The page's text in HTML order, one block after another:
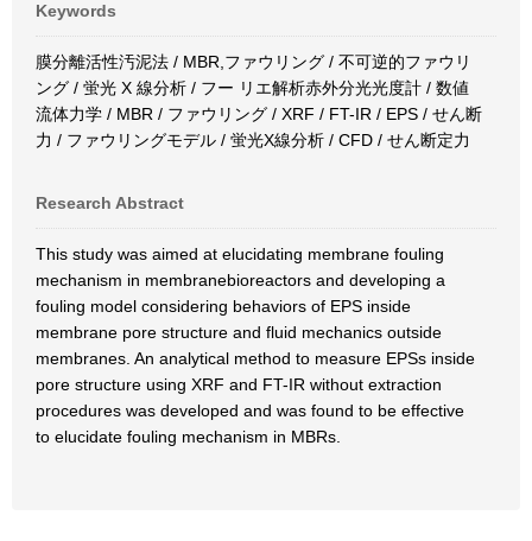
Keywords
膜分離活性汚泥法 / MBR,ファウリング / 不可逆的ファウリ
ング / 蛍光 X 線分析 / フー リエ解析赤外分光光度計 / 数値
流体力学 / MBR / ファウリング / XRF / FT-IR / EPS / せん断
力 / ファウリングモデル / 蛍光X線分析 / CFD / せん断定力
Research Abstract
This study was aimed at elucidating membrane fouling
mechanism in membranebioreactors and developing a
fouling model considering behaviors of EPS inside
membrane pore structure and fluid mechanics outside
membranes. An analytical method to measure EPSs inside
pore structure using XRF and FT-IR without extraction
procedures was developed and was found to be effective
to elucidate fouling mechanism in MBRs.